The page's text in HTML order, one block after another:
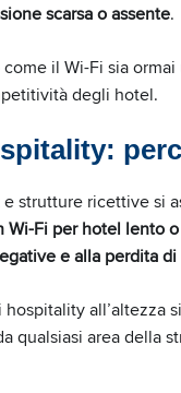
scarsa o assente.
il Wi-Fi sia
degli hotel.
strutture ricettive si
Wi-Fi per hotel lento
e alla perdita
hospitality
qualsiasi area della